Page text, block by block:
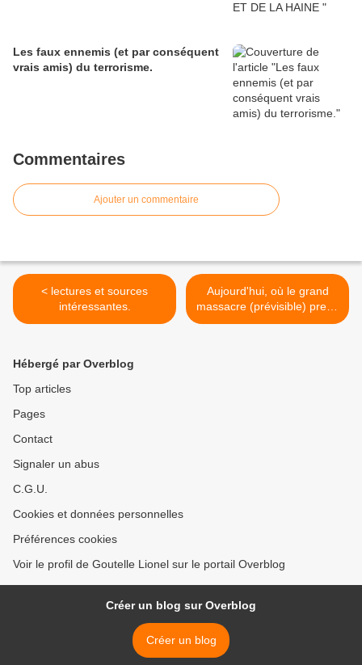
Les faux ennemis (et par conséquent
vrais amis) du terrorisme.
Commentaires
Ajouter un commentaire
< lectures et sources
intéressantes.
Aujourd'hui, où le grand
massacre (prévisible) prend
forme, la seule politique «
Hébergé par Overblog
Top articles
Pages
Contact
Signaler un abus
C.G.U.
Cookies et données personnelles
Préférences cookies
Voir le profil de Goutelle Lionel sur le portail Overblog
Créer un blog sur Overblog
Créer un blog